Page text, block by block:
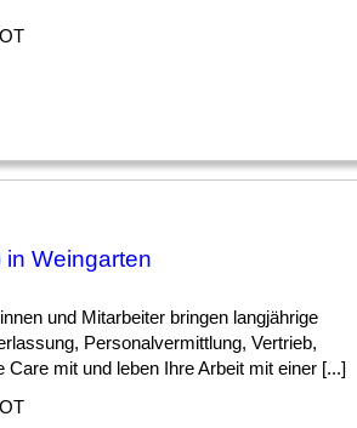
Weingarten
und Mitarbeiter bringen langjährige
Personalvermittlung, Vertrieb,
mit und leben Ihre Arbeit mit einer [...]